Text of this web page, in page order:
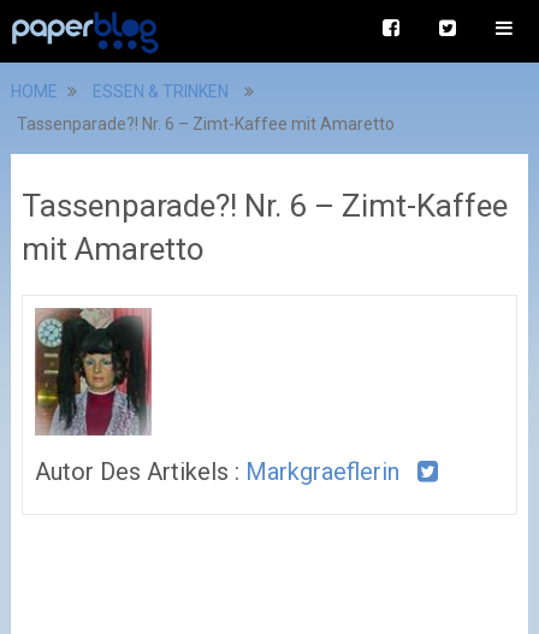
HOME
ESSEN & TRINKEN
Tassenparade?! Nr. 6 – Zimt-Kaffee mit Amaretto
Tassenparade?! Nr. 6 – Zimt-Kaffee
mit Amaretto
Autor Des Artikels : Markgraeflerin